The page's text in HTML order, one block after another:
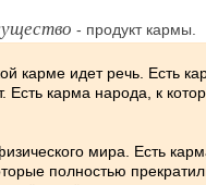
- продукт кармы.
карме идет речь. Есть
Есть карма народа, к
мира. Есть
полностью